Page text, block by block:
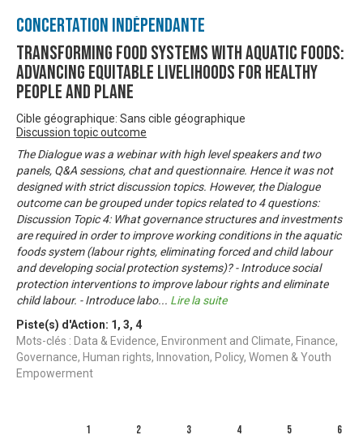
Concertation Indépendante
Transforming food systems with aquatic foods:
Advancing equitable livelihoods for healthy
people and plane
Cible géographique: Sans cible géographique
Discussion topic outcome
The Dialogue was a webinar with high level speakers and two
panels, Q&A sessions, chat and questionnaire. Hence it was not
designed with strict discussion topics. However, the Dialogue
outcome can be grouped under topics related to 4 questions:
Discussion Topic 4: What governance structures and investments
are required in order to improve working conditions in the aquatic
foods system (labour rights, eliminating forced and child labour
and developing social protection systems)? - Introduce social
protection interventions to improve labour rights and eliminate
child labour. - Introduce labo... Lire la suite
Piste(s) d'Action: 1 , 3, 4
Mots-clés : Data & Evidence, Environment and Climate, Finance,
Governance, Human rights, Innovation, Policy, Women & Youth
Empowerment
1 2 3 4 5 6